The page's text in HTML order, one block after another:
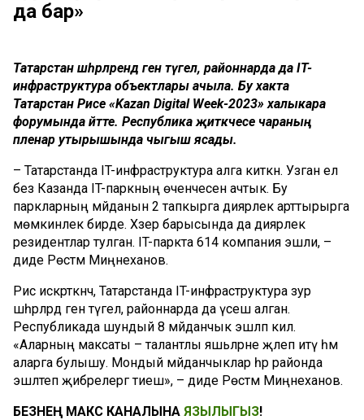
да бар»
Татарстан шәһәрләрендә генә түгел, районнарда да IT-
инфраструктура объектлары ачыла. Бу хакта
Татарстан Рәисе «Kazan Digital Week-2023» халыкара
форумында әйтте. Республика җитәкчесе чараның
пленар утырышында чыгыш ясады.
– Татарстанда IT-инфраструктура алга киткән. Узган ел
без Казанда IT-паркның өченчесен ачтык. Бу
паркларның мәйданын 2 тапкырга диярлек арттырырга
мөмкинлек бирде. Хәзер барысында да диярлек
резидентлар тулган. IT-паркта 614 компания эшли, –
диде Рөстәм Миңнеханов.
Рәис искәрткәнчә, Татарстанда IT-инфраструктура зур
шәһәрләрдә генә түгел, районнарда да үсеш алган.
Республикада шундый 8 мәйданчык эшләп килә.
«Аларның максаты – талантлы яшьләрне җәлеп итү һәм
аларга булышу. Мондый мәйданчыклар һәр районда
эшләтеп җибәрелергә тиеш», – диде Рөстәм Миңнеханов.
БЕЗНЕҢ МАКС КАНАЛЫНА ЯЗЫЛЫГЫЗ!